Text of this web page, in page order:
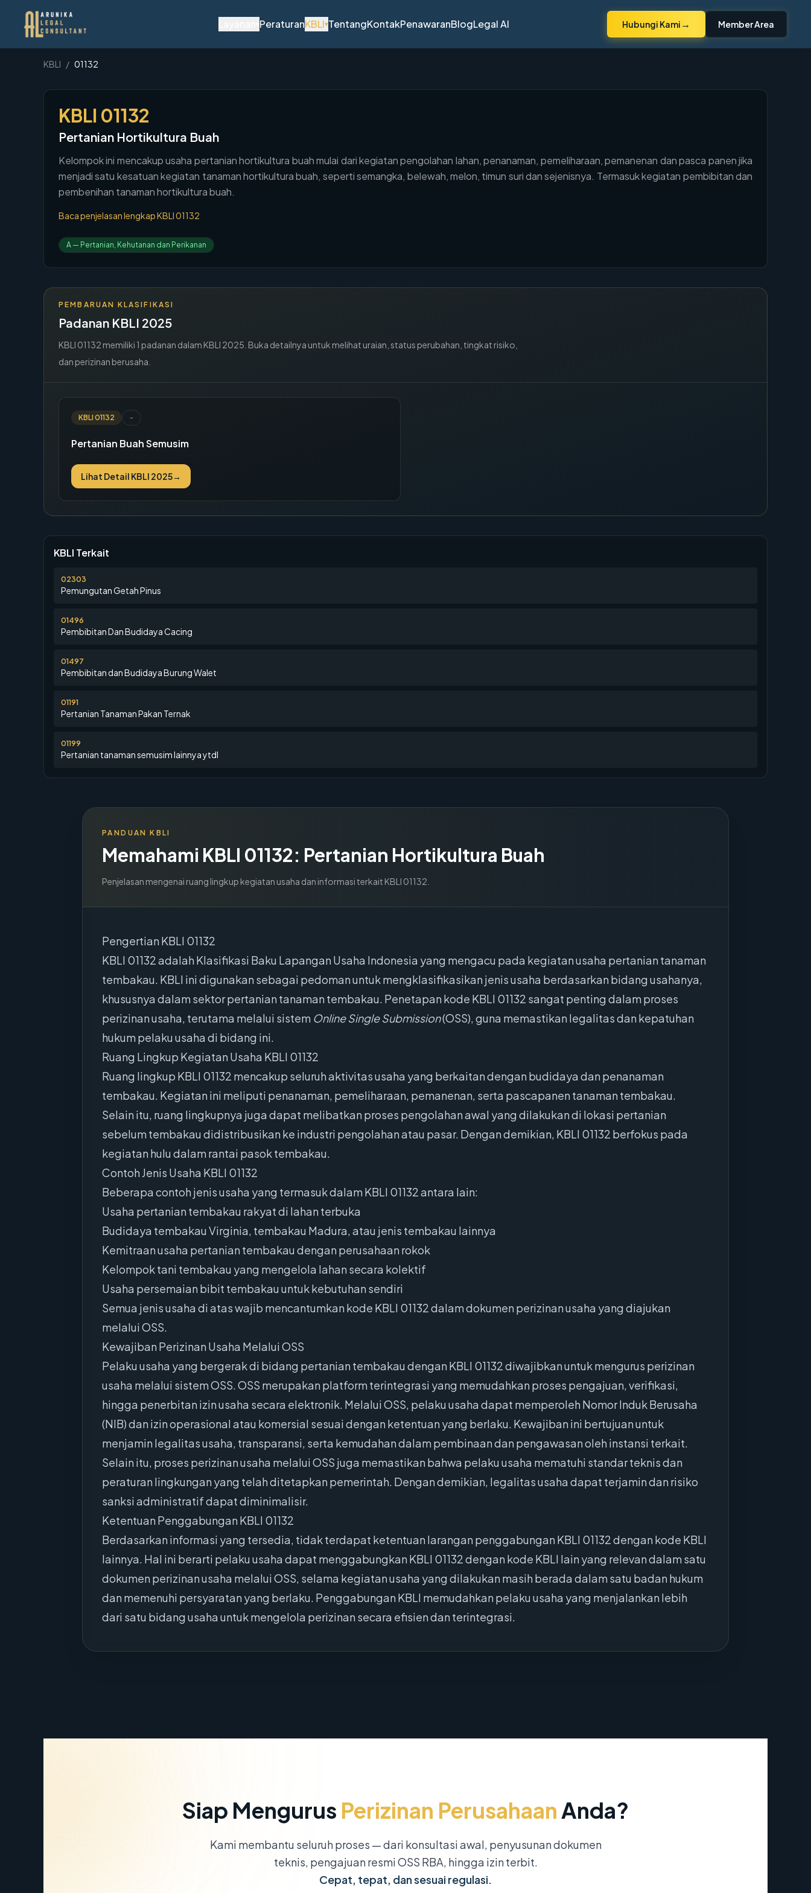
PeraturanKBLI▾TentangKontakPenawaranBlogLegal AI Hubungi Kami → Member Area
KBLI / 01132
KBLI 01132
Pertanian Hortikultura Buah
Kelompok ini mencakup usaha pertanian hortikultura buah mulai dari kegiatan pengolahan lahan, penanaman, pemeliharaan, pemanenan dan pasca panen jika
menjadi satu kesatuan kegiatan tanaman hortikultura buah, seperti semangka, belewah, melon, timun suri dan sejenisnya. Termasuk kegiatan pembibitan dan
pembenihan tanaman hortikultura buah.
Baca penjelasan lengkap KBLI01132
A — Pertanian, Kehutanan dan Perikanan
PEMBARUAN KLASIFIKASI
Padanan KBLI 2025
KBLI 01132 memiliki 1 padanan dalam KBLI 2025. Buka detailnya untuk melihat uraian, status perubahan, tingkat risiko,
dan perizinan berusaha.
KBLI 01132 -
Pertanian Buah Semusim
Lihat Detail KBLI 2025→
KBLI Terkait
02303
Pemungutan Getah Pinus
01496
Pembibitan Dan Budidaya Cacing
01497
Pembibitan dan Budidaya Burung Walet
01191
Pertanian Tanaman Pakan Ternak
01199
Pertanian tanaman semusim lainnya ytdl
PANDUAN KBLI
Memahami KBLI 01132: Pertanian Hortikultura Buah
Penjelasan mengenai ruang lingkup kegiatan usaha dan informasi terkait KBLI 01132
Pengertian KBLI 01132
KBLI 01132 adalah Klasifikasi Baku Lapangan Usaha Indonesia yang mengacu pada kegiatan usaha pertanian tanaman
tembakau. KBLI ini digunakan sebagai pedoman untuk mengklasifikasikan jenis usaha berdasarkan bidang usahanya,
khususnya dalam sektor pertanian tanaman tembakau. Penetapan kode KBLI 01132 sangat penting dalam proses
perizinan usaha, terutama melalui sistem Online Single Submission(OSS), guna memastikan legalitas dan kepatuhan
hukum pelaku usaha di bidang ini.
Ruang Lingkup Kegiatan Usaha KBLI 01132
Ruang lingkup KBLI 01132 mencakup seluruh aktivitas usaha yang berkaitan dengan budidaya dan penanaman
tembakau. Kegiatan ini meliputi penanaman, pemeliharaan, pemanenan, serta pascapanen tanaman tembakau.
Selain itu, ruang lingkupnya juga dapat melibatkan proses pengolahan awal yang dilakukan di lokasi pertanian
sebelum tembakau didistribusikan ke industri pengolahan atau pasar. Dengan demikian, KBLI 01132 berfokus pada
kegiatan hulu dalam rantai pasok tembakau.
Contoh Jenis Usaha KBLI 01132
Beberapa contoh jenis usaha yang termasuk dalam KBLI 01132 antara lain:
Usaha pertanian tembakau rakyat di lahan terbuka
Budidaya tembakau Virginia, tembakau Madura, atau jenis tembakau lainnya
Kemitraan usaha pertanian tembakau dengan perusahaan rokok
Kelompok tani tembakau yang mengelola lahan secara kolektif
Usaha persemaian bibit tembakau untuk kebutuhan sendiri
Semua jenis usaha di atas wajib mencantumkan kode KBLI 01132 dalam dokumen perizinan usaha yang diajukan
melalui OSS.
Kewajiban Perizinan Usaha Melalui OSS
Pelaku usaha yang bergerak di bidang pertanian tembakau dengan KBLI 01132 diwajibkan untuk mengurus perizinan
usaha melalui sistem OSS. OSS merupakan platform terintegrasi yang memudahkan proses pengajuan, verifikasi,
hingga penerbitan izin usaha secara elektronik. Melalui OSS, pelaku usaha dapat memperoleh Nomor Induk Berusaha
(NIB) dan izin operasional atau komersial sesuai dengan ketentuan yang berlaku. Kewajiban ini bertujuan untuk
menjamin legalitas usaha, transparansi, serta kemudahan dalam pembinaan dan pengawasan oleh instansi terkait.
Selain itu, proses perizinan usaha melalui OSS juga memastikan bahwa pelaku usaha mematuhi standar teknis dan
peraturan lingkungan yang telah ditetapkan pemerintah. Dengan demikian, legalitas usaha dapat terjamin dan risiko
sanksi administratif dapat diminimalisir.
Ketentuan Penggabungan KBLI 01132
Berdasarkan informasi yang tersedia, tidak terdapat ketentuan larangan penggabungan KBLI 01132 dengan kode KBLI
lainnya. Hal ini berarti pelaku usaha dapat menggabungkan KBLI 01132 dengan kode KBLI lain yang relevan dalam satu
dokumen perizinan usaha melalui OSS, selama kegiatan usaha yang dilakukan masih berada dalam satu badan hukum
dan memenuhi persyaratan yang berlaku. Penggabungan KBLI memudahkan pelaku usaha yang menjalankan lebih
dari satu bidang usaha untuk mengelola perizinan secara efisien dan terintegrasi.
Siap Mengurus Perizinan PerusahaanAnda?
Kami membantu seluruh proses — dari konsultasi awal, penyusunan dokumen
teknis, pengajuan resmi OSS RBA, hingga izin terbit.
Cepat, tepat, dan sesuai regulasi.